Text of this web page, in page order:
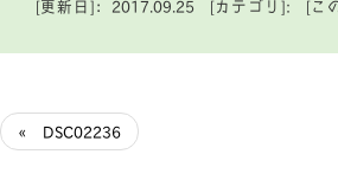
[更新日]：2017.09.25 [カテゴリ]: [こ
« DSC02236